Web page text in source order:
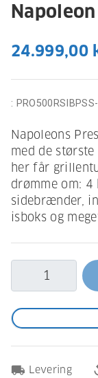
24.999,00
:
Napoleons
med de
her får
drømme om: 4
sidebrænder,
isboks og
local_shipping Levering